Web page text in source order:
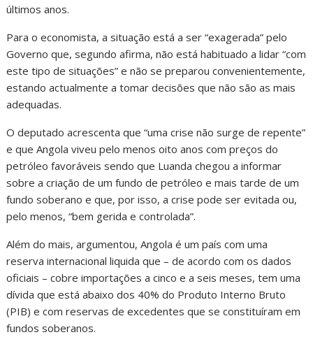
últimos anos.
Para o economista, a situação está a ser “exagerada” pelo
Governo que, segundo afirma, não está habituado a lidar “com
este tipo de situações” e não se preparou convenientemente,
estando actualmente a tomar decisões que não são as mais
adequadas.
O deputado acrescenta que “uma crise não surge de repente”
e que Angola viveu pelo menos oito anos com preços do
petróleo favoráveis sendo que Luanda chegou a informar
sobre a criação de um fundo de petróleo e mais tarde de um
fundo soberano e que, por isso, a crise pode ser evitada ou,
pelo menos, “bem gerida e controlada”.
Além do mais, argumentou, Angola é um país com uma
reserva internacional liquida que – de acordo com os dados
oficiais – cobre importações a cinco e a seis meses, tem uma
dívida que está abaixo dos 40% do Produto Interno Bruto
(PIB) e com reservas de excedentes que se constituíram em
fundos soberanos.